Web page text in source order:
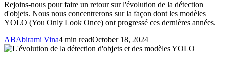
Rejoins-nous pour faire un retour sur l'évolution de la détection
d'objets. Nous nous concentrerons sur la façon dont les modèles
YOLO (You Only Look Once) ont progressé ces dernières années.
ABAbirami Vina4 min readOctober 18, 2024